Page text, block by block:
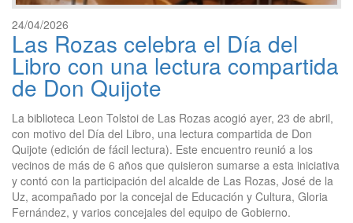
24/04/2026
Las Rozas celebra el Día del
Libro con una lectura compartida
de Don Quijote
La biblioteca Leon Tolstoi de Las Rozas acogió ayer, 23 de abril,
con motivo del Día del Libro, una lectura compartida de Don
Quijote (edición de fácil lectura). Este encuentro reunió a los
vecinos de más de 6 años que quisieron sumarse a esta iniciativa
y contó con la participación del alcalde de Las Rozas, José de la
Uz, acompañado por la concejal de Educación y Cultura, Gloria
Fernández, y varios concejales del equipo de Gobierno.